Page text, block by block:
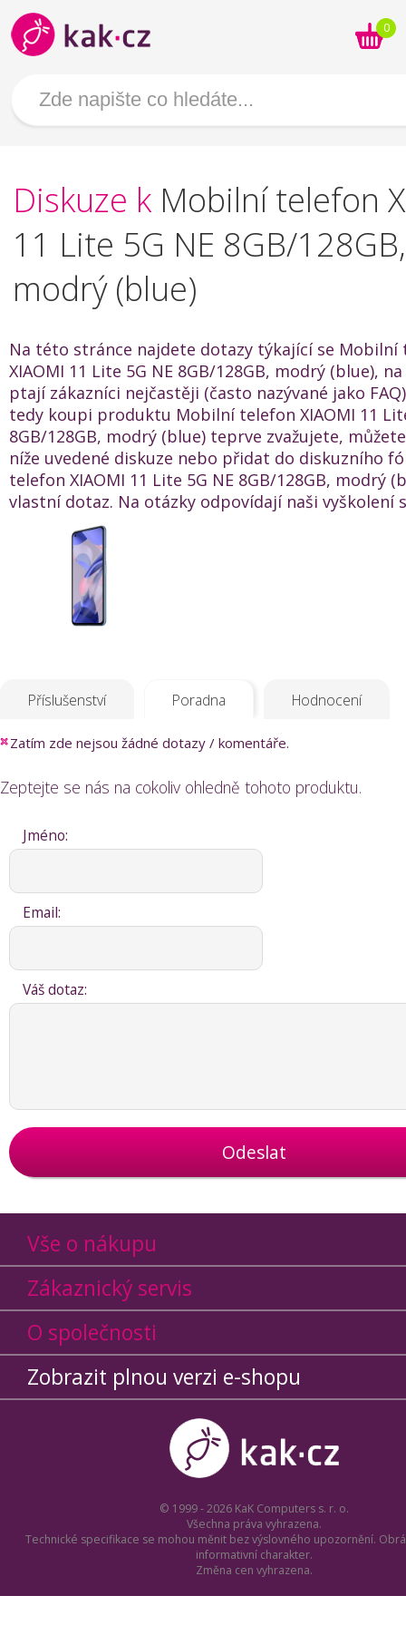
0
Diskuze k Mobilní telefon
11 Lite 5G NE 8GB/128GB,
modrý (blue)
Na této stránce najdete dotazy týkající se Mobilní
XIAOMI 11 Lite 5G NE 8GB/128GB, modrý (blue),
ptají zákazníci nejčastěji (často nazývané jako
tedy koupi produktu Mobilní telefon XIAOMI 11
8GB/128GB, modrý (blue) teprve zvažujete,
níže uvedené diskuze nebo přidat do diskuzního
telefon XIAOMI 11 Lite 5G NE 8GB/128GB, modrý
vlastní dotaz. Na otázky odpovídají naši vyškolení
Příslušenství Poradna Hodnocení
Zatím zde nejsou žádné dotazy / komentáře.
Zeptejte se nás na cokoliv ohledně tohoto produktu.
Jméno:
Email:
Váš dotaz:
Odeslat
Vše o nákupu
Zákaznický servis
O společnosti
Zobrazit plnou verzi e-shopu
© 1999 - 2026 KaK Computers s. r. o.
Všechna práva vyhrazena.
Technické specifikace se mohou měnit bez výslovného upozornění.
informativní charakter.
Změna cen vyhrazena.